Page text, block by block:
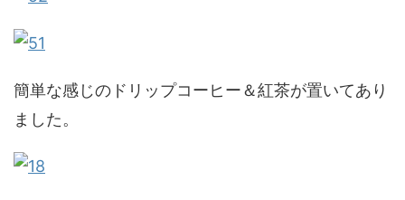
簡単な感じのドリップコーヒー＆紅茶が置いてあり
ました。